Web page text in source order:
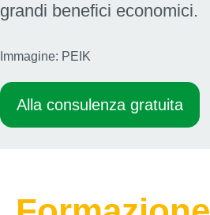
grandi benefici economici.
Immagine: PEIK
Alla consulenza gratuita